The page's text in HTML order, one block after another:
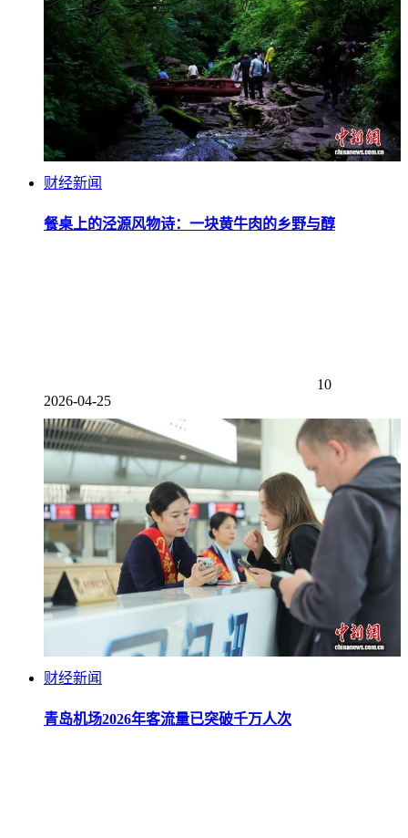
财经新闻
餐桌上的泾源风物诗：一块黄牛肉的乡野与醇
10
2026-04-25
财经新闻
青岛机场2026年客流量已突破千万人次